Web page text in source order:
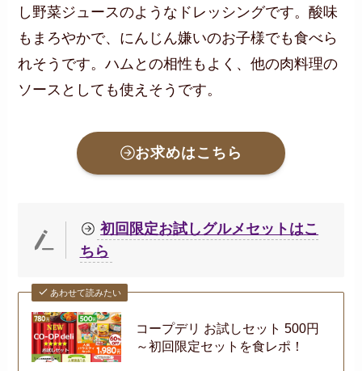
し野菜ジュースのようなドレッシングです。酸味
もまろやかで、にんじん嫌いのお子様でも食べら
れそうです。ハムとの相性もよく、他の肉料理の
ソースとしても使えそうです。
お求めはこちら
初回限定お試しグルメセットはこ
ちら
あわせて読みたい
コープデリ お試しセット 500円
～初回限定セットを食レポ！